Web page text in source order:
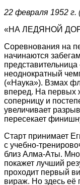
22 февраля 1952 г.
«НА ЛЕДЯНОЙ
Соревнования на
начинаются
неоднократный
(«Наука»). Взмах
вперед. На первых
соперницу и
увеличивает
пересекает
Старт принимает
с учебно-
близ Алма-Аты.
покажет лучший
проходит первый
вираж. Но здесь её